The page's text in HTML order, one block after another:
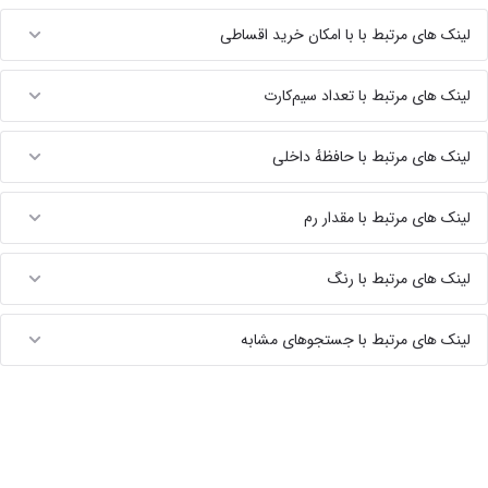
لینک های مرتبط با با امکان خرید اقساطی
لینک های مرتبط با تعداد سیم‌کارت
لینک های مرتبط با حافظهٔ داخلی
لینک های مرتبط با مقدار رم
لینک های مرتبط با رنگ
لینک های مرتبط با جستجوهای مشابه